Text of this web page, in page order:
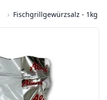
› Fischgrillgewürzsalz - 1kg